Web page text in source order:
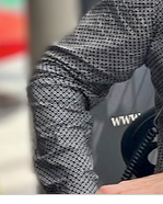
Turc Cinéma